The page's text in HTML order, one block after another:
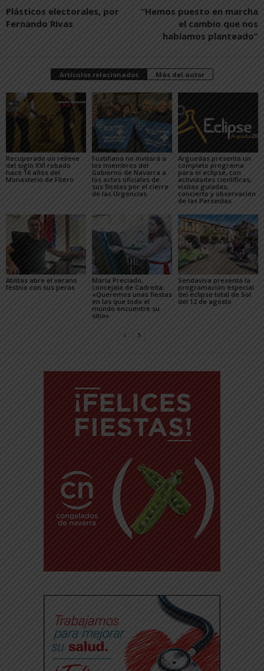
Plásticos electorales, por
Fernando Rivas
“Hemos puesto en marcha
el cambio que nos
habíamos planteado”
Artículos relacionados Más del autor
Recuperado un relieve
del siglo XVI robado
hace 16 años del
Monasterio de Fitero
Fustiñana no invitará a
los miembros del
Gobierno de Navarra a
los actos oficiales de
sus fiestas por el cierre
de las Urgencias
Arguedas presenta un
completo programa
para el eclipse, con
actividades científicas,
visitas guiadas,
concierto y observación
de las Perseidas
Ablitas abre el verano
festivo con sus peras
María Preciado,
concejala de Cadreita:
«Queremos unas fiestas
en las que todo el
mundo encuentre su
sitio»
Sendaviva presenta la
programación especial
del eclipse total de Sol
del 12 de agosto